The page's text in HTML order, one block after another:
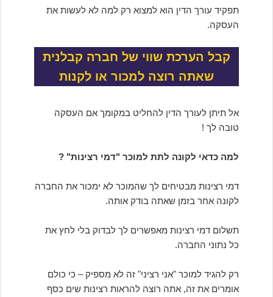
תפקיד עורך הדין הוא למצוא רק למה לא לעשות את
העסקה.
קבל הערכת שווי של חברה קבלנית
שאתה רוצה למכור או לקנות
אל תיתן לעורך הדין להחליט במקומך אם העסקה
טובה לך !
למה כדאי לקונה לתת למוכר "דמי רצינות" ?
דמי רצינות מבטיחים לך שהמוכר לא ימכור את החברה
לקונה אחר בזמן שאתה בודק אותה.
תשלום דמי רצינות מאפשרים לך לבדוק בלי לחץ את
כל נתוני החברה.
רק להגיד למוכר "אני רציני" זה לא מספיק – כי כולם
אומרים את זה, אתה רוצה להראות רצינות שים כסף